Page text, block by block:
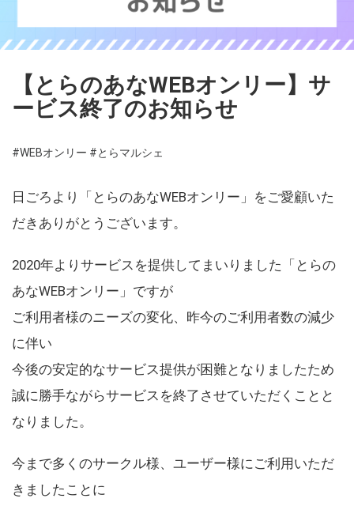
【とらのあなWEBオンリー】サ
ービス終了のお知らせ
#WEBオンリー #とらマルシェ
日ごろより「とらのあなWEBオンリー」をご愛顧いた
だきありがとうございます。
2020年よりサービスを提供してまいりました「とらの
あなWEBオンリー」ですが
ご利用者様のニーズの変化、昨今のご利用者数の減少
に伴い
今後の安定的なサービス提供が困難となりましたため
誠に勝手ながらサービスを終了させていただくことと
なりました。
今まで多くのサークル様、ユーザー様にご利用いただ
きましたことに